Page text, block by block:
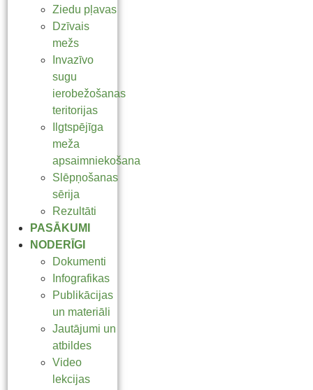
Ziedu pļavas
Dzīvais
mežs
Invazīvo
sugu
ierobežošanas
teritorijas
Ilgtspējīga
meža
apsaimniekošana
Slēpņošanas
sērija
Rezultāti
PASĀKUMI
NODERĪGI
Dokumenti
Infografikas
Publikācijas
un materiāli
Jautājumi un
atbildes
Video
lekcijas